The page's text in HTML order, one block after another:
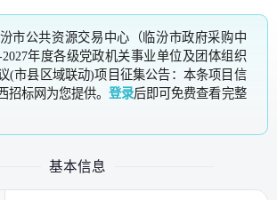
汾市公共资源交易中心（临汾市政府采购中
年度各级党政机关事业单位及团体组织
(市县区域联动)项目征集公告：本条项目信
招标网为您提供。登录后即可免费查看完整
基本信息